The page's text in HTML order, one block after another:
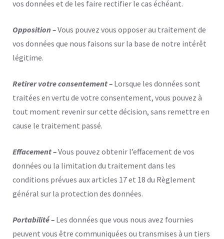
vos données et de les faire rectifier le cas échéant.
Opposition –Vous pouvez vous opposer au traitement de
vos données que nous faisons sur la base de notre intérêt
légitime.
Retirer votre consentement – Lorsque les données sont
traitées en vertu de votre consentement, vous pouvez à
tout moment revenir sur cette décision, sans remettre en
cause le traitement passé.
Effacement –Vous pouvez obtenir l’effacement de vos
données ou la limitation du traitement dans les
conditions prévues aux articles 17 et 18 du Règlement
général sur la protection des données.
Portabilité – Les données que vous nous avez fournies
peuvent vous être communiquées ou transmises à un tiers